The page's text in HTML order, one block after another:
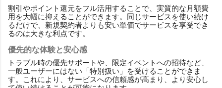
割引やポイント還元をフル活用することで、実質的な月額費
用を大幅に抑えることができます。同じサービスを使い続け
るだけで、新規契約者よりも安い単価でサービスを享受でき
るのは大きな利点です。
優先的な体験と安心感
トラブル時の優先サポートや、限定イベントへの招待など、
一般ユーザーにはない「特別扱い」を受けることができま
す。これにより、サービスへの信頼感が高まり、より安心し